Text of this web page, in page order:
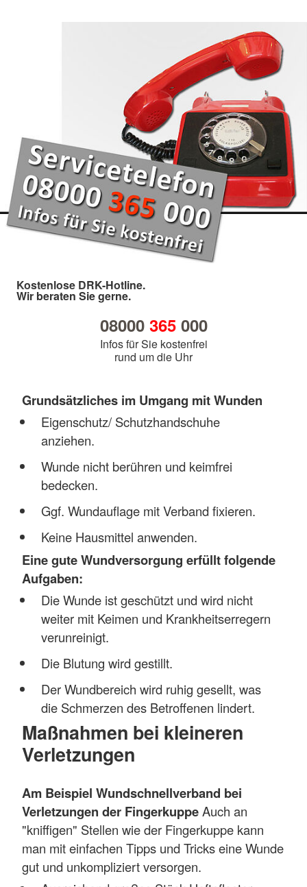
Kostenlose DRK-Hotline.
Wir beraten Sie gerne.
08000 365000
Infos für Sie kostenfrei
rund um die Uhr
Grundsätzliches im Umgang mit Wunden
Eigenschutz/ Schutzhandschuhe
anziehen.
Wunde nicht berühren und keimfrei
bedecken.
Ggf. Wundauflage mit Verband fixieren.
Keine Hausmittel anwenden.
Eine gute Wundversorgung erfüllt folgende
Aufgaben:
Die Wunde ist geschützt und wird nicht
weiter mit Keimen und Krankheitserregern
verunreinigt.
Die Blutung wird gestillt.
Der Wundbereich wird ruhig gesellt, was
die Schmerzen des Betroffenen lindert.
Maßnahmen bei kleineren
Verletzungen
Am Beispiel Wundschnellverband bei
Verletzungen der FingerkuppeAuch an
"kniffigen" Stellen wie der Fingerkuppe kann
man mit einfachen Tipps und Tricks eine Wunde
gut und unkompliziert versorgen.